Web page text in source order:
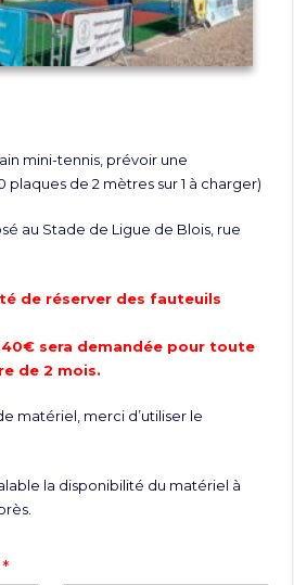
mini-tennis, prévoir une
de 2 mètres sur 1 à charger)
au Stade de Ligue de Blois, rue
de réserver des fauteuils
sera demandée pour toute
de 2 mois.
matériel, merci d’utiliser le
la disponibilité du matériel à
*